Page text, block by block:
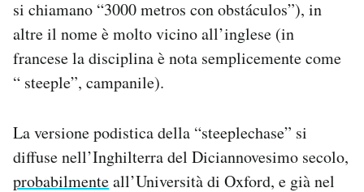
si chiamano “3000 metros con obstáculos”), in
altre il nome è molto vicino all’inglese (in
francese la disciplina è nota semplicemente come
“ steeple”, campanile).
La versione podistica della “steeplechase” si
diffuse nell’Inghilterra del Diciannovesimo secolo,
probabilmenteall’Università di Oxford, e già nel